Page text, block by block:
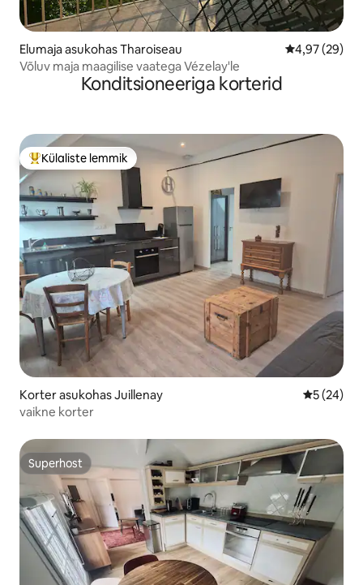
Elumaja asukohas Tharoiseau Keskmine
4,97 (29)
Võluv maja maagilise vaatega Vézelay'le
Konditsioneeriga korterid
Külaliste suur lemmik
Külaliste lemmik
Korter asukohas Juillenay Keskmine
5 (24)
vaikne korter
Superhost
Superhost